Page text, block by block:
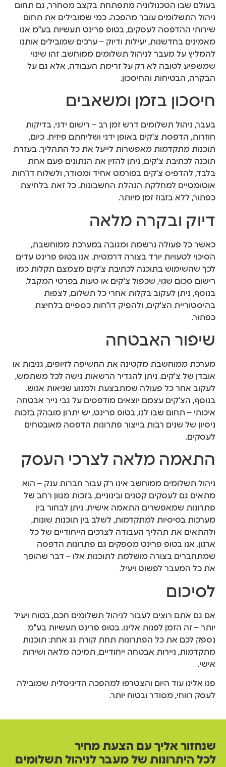
שנחזור אליך עם הצעת מחיר
לכל היתרונות של מעבר לניהול תשלומים
בעולם שבו הטכנולוגיה מתפתחת בקצב מסחרר, גם תחום
ניהול התשלומים עובר מהפכה. כמי שמובילים את תחום
שירותי ההדפסה לעסקים, בטופ פרינט תעשיות בע"מ אנו
מאמינים בחדשנות, יעילות ודיוק – ערכים שמובילים אותנו
להמליץ על מעבר לניהול תשלומים ממוחשב. זהו שינוי
שמשפיע לטובה לא רק על זרימת העבודה, אלא גם על
הבקרה, הבטיחות והחיסכון.
חיסכון בזמן ומשאבים
בעבר, ניהול תשלומים דרש זמן רב – רישום ידני, בדיקות
חוזרות, הדפסת צ'קים באופן ידני ושליחתם פיזית. כיום,
תוכנות מתקדמות מאפשרות לייעל את כל התהליך. בעזרת
תוכנה לכתיבת צ'קים, ניתן להזין את הנתונים פעם אחת
בלבד, להדפיס צ'קים בפורמט אחיד ומסודר, ולשלוח דו"חות
אוטומטיים למחלקת הנהלת החשבונות. כל זאת בלחיצת
כפתור, ללא בזבוז זמן מיותר.
דיוק ובקרה מלאה
כאשר כל פעולה נרשמת ומגובה במערכת ממוחשבת,
הסיכוי לטעויות יורד בצורה דרמטית. אנו בטופ פרינט עדים
לכך שהשימוש בתוכנה לכתיבת צ'קים מצמצם תקלות כמו
רישום סכום שגוי, שכפול צ'קים או טעות בפרטי המקבל.
בנוסף, ניתן לעקוב בקלות אחרי כל תשלום, לצפות
בהיסטוריית הצ'קים, ולהפיק דו"חות כספיים בלחיצת
כפתור.
שיפור האבטחה
מערכת ממוחשבת מקטינה את החשיפה לזיופים, גניבות או
אובדן של צ'קים. ניתן להגדיר הרשאות גישה לכל משתמש,
לעקוב אחר כל פעולה שמתבצעת ולמנוע שגיאות אנוש.
בנוסף, הצ'קים עצמם יוצאים מודפסים על גבי נייר אבטחה
איכותי – תחום שבו לנו, בטופ פרינט, יש יתרון מובהק בזכות
ניסיון של שנים רבות בייצור פתרונות הדפסה מאובטחים
לעסקים.
התאמה מלאה לצרכי העסק
ניהול תשלומים ממוחשב אינו רק עבור חברות ענק – הוא
מתאים גם לעסקים קטנים ובינוניים, בזכות מגוון רחב של
פתרונות שמאפשרים התאמה אישית. ניתן לבחור בין
מערכות בסיסיות למתקדמות, לשלב בין תוכנות שונות,
ולהתאים את תהליך העבודה לצרכים הייחודיים של כל
ארגון. אנו בטופ פרינט מספקים גם פתרונות הדפסה
שמתחברים בצורה מושלמת לתוכנות אלו – דבר שהופך
את כל המעבר לפשוט ויעיל.
לסיכום
אם גם אתם רוצים לעבור לניהול תשלומים חכם, בטוח ויעיל
יותר – זה הזמן לפנות אלינו. בטופ פרינט תעשיות בע"מ
נספק לכם את כל הפתרונות תחת קורת גג אחת: תוכנות
מתקדמות, ניירות אבטחה ייחודיים, תמיכה מלאה ושירות
אישי.
פנו אלינו עוד היום והצטרפו למהפכה הדיגיטלית שמובילה
לעסק רווחי, מסודר ובטוח יותר.